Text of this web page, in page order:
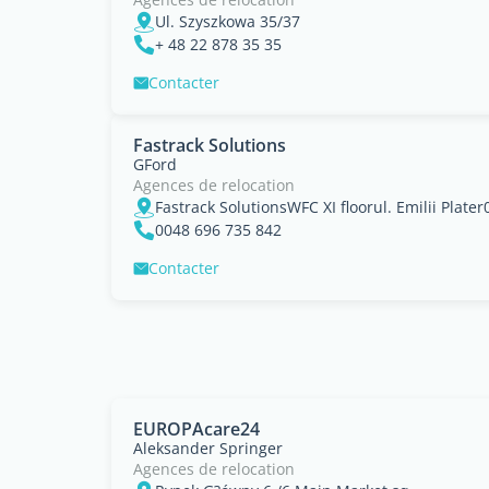
Ul. Szyszkowa 35/37
+ 48 22 878 35 35
Contacter
Fastrack Solutions
GFord
Agences de relocation
Fastrack SolutionsWFC XI floorul. Emilii
0048 696 735 842
Contacter
EUROPAcare24
Aleksander Springer
Agences de relocation